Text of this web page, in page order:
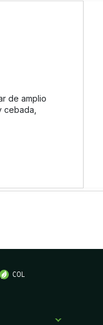
de amplio
COL